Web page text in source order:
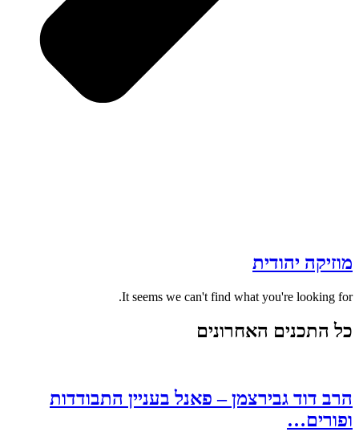
מוזיקה יהודית
It seems we can't find what you're looking for.
כל התכנים האחרונים
הרב דוד גבירצמן – פאנל בעניין התבודדות
ופורים…